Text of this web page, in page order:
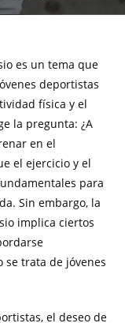
es un tema que
deportistas
física y el
la pregunta: ¿A
en el
el ejercicio y el
para
Sin embargo, la
implica ciertos
se trata de jóvenes
el deseo de